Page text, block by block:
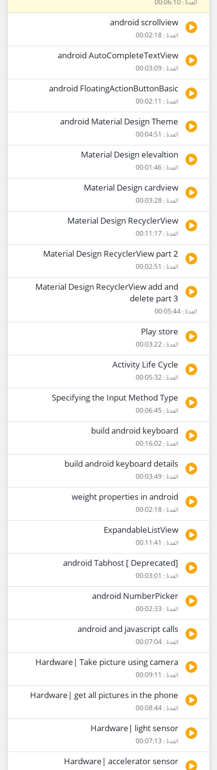
المدة : 00:06:10
android scrollview
المدة : 00:02:18
android AutoCompleteTextView
المدة : 00:03:09
android FloatingActionButtonBasic
المدة : 00:02:11
android Material Design Theme
المدة : 00:04:51
Material Design elevaltion
المدة : 00:01:46
Material Design cardview
المدة : 00:03:28
Material Design RecyclerView
المدة : 00:11:17
Material Design RecyclerView part 2
المدة : 00:02:51
Material Design RecyclerView add and
delete part 3
المدة : 00:05:44
Play store
المدة : 00:03:22
Activity Life Cycle
المدة : 00:05:32
Specifying the Input Method Type
المدة : 00:06:45
build android keyboard
المدة : 00:16:02
build android keyboard details
المدة : 00:03:49
weight properties in android
المدة : 00:02:18
ExpandableListView
المدة : 00:11:41
[Deprecated ] android Tabhost
المدة : 00:03:01
android NumberPicker
المدة : 00:02:33
android and javascript calls
المدة : 00:07:04
Hardware| Take picture using camera
المدة : 00:09:11
Hardware| get all pictures in the phone
المدة : 00:08:44
Hardware| light sensor
المدة : 00:07:13
Hardware| accelerator sensor